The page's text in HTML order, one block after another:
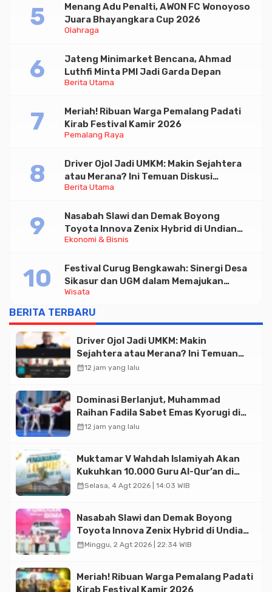
Olahraga
Menang Adu Penalti, AWON FC Wonoyoso
Juara Bhayangkara Cup 2026
Berita Utama
Jateng Minimarket Bencana, Ahmad
Luthfi Minta PMI Jadi Garda Depan
Pemalang Raya
Meriah! Ribuan Warga Pemalang Padati
Kirab Festival Kamir 2026
Berita Utama
Driver Ojol Jadi UMKM: Makin Sejahtera
atau Merana? Ini Temuan Diskusi
Paramadina
Ekonomi & Bisnis
Nasabah Slawi dan Demak Boyong
Toyota Innova Zenix Hybrid di Undian
Tabungan Bima Bank Jateng
Wisata
Festival Curug Bengkawah: Sinergi Desa
Sikasur dan UGM dalam Memajukan
Wisata serta UMKM Lokal
BERITA TERBARU
Driver Ojol Jadi UMKM: Makin
Sejahtera atau Merana? Ini Temuan
Diskusi Paramadina
calendar_month12 jam yang lalu
Dominasi Berlanjut, Muhammad
Raihan Fadila Sabet Emas Kyorugi di
Asian Taekwondo Indonesia Open
calendar_month12 jam yang lalu
Muktamar V Wahdah Islamiyah Akan
Kukuhkan 10.000 Guru Al-Qur’an di
Masjid Istiqlal
calendar_monthSelasa, 4 Agt 2026 | 14:03 WIB
Nasabah Slawi dan Demak Boyong
Toyota Innova Zenix Hybrid di Undian
Tabungan Bima Bank Jateng
calendar_monthMinggu, 2 Agt 2026 | 22:34 WIB
Meriah! Ribuan Warga Pemalang Padati
Kirab Festival Kamir 2026